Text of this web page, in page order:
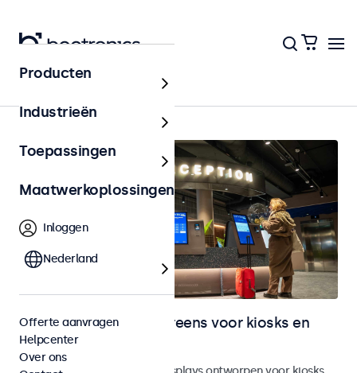
Home
Monitoren en touchscreens voor kiosks en
selfservice
Producten
Industrieën
Toepassingen
Maatwerkoplossingen
Inloggen
Nederland
Offerte aanvragen
Helpcenter
Over ons